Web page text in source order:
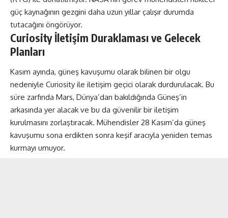
güç kaynağının gezgini daha uzun yıllar çalışır durumda
tutacağını öngörüyor.
Curiosity İletişim Duraklaması ve Gelecek
Planları
Kasım ayında, güneş kavuşumu olarak bilinen bir olgu
nedeniyle Curiosity ile iletişim geçici olarak durdurulacak. Bu
süre zarfında Mars, Dünya’dan bakıldığında Güneş’in
arkasında yer alacak ve bu da güvenilir bir iletişim
kurulmasını zorlaştıracak. Mühendisler 28 Kasım’da güneş
kavuşumu sona erdikten sonra keşif aracıyla yeniden temas
kurmayı umuyor.